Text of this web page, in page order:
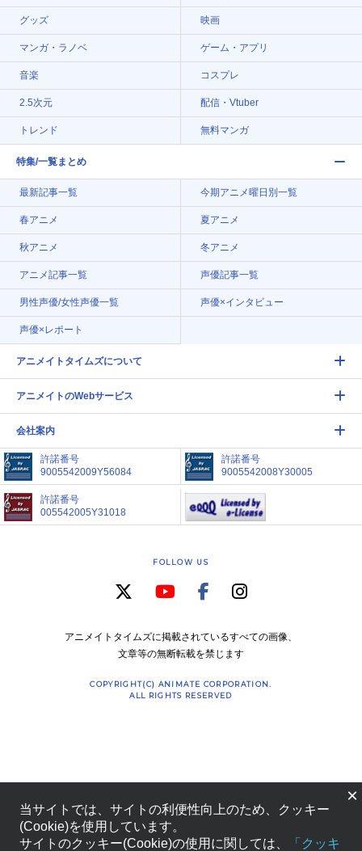
グッズ 映画
マンガ・ラノベ ゲーム・アプリ
音楽 コスプレ
2.5次元 配信・Vtuber
トレンド 無料マンガ
特集/一覧まとめ
最新記事一覧 今期アニメ曜日別一覧
春アニメ 夏アニメ
秋アニメ 冬アニメ
アニメ記事一覧 声優記事一覧
男性声優/女性声優一覧 声優×インタビュー
声優×レポート
アニメイトタイムズについて
アニメイトのWebサービス
会社案内
許諾番号
9005542009Y56084
許諾番号
9005542008Y30005
許諾番号
005542005Y31018
FOLLOW US
アニメイトタイムズに掲載されているすべての画像、
文章等の無断転載を禁じます
COPYRIGHT(C) ANIMATE CORPORATION.
ALL RIGHTS RESERVED
×
当サイトでは、サイトの利便性向上のため、クッキー
(Cookie)を使用しています。
サイトのクッキー(Cookie)の使用に関しては、
「クッキ